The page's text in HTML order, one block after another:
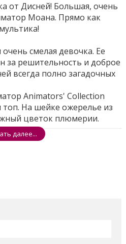
от Дисней! Большая, очень
Моана. Прямо как
смелая девочка. Ее
за решительность и доброе
всегда полно загадочных
Animators' Collection
На шейке ожерелье из
цветок плюмерии.
песочка.
– маленькая плюшевая
когда была
Animators' Collection
далее...